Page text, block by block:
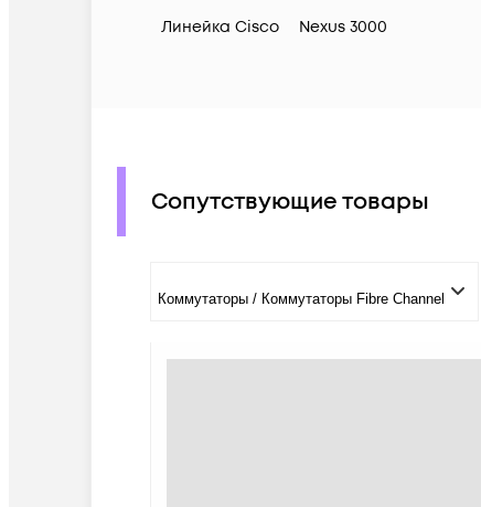
Линейка Cisco
Nexus 3000
Сопутствующие товары
Коммутаторы / Коммутаторы Fibre Channel